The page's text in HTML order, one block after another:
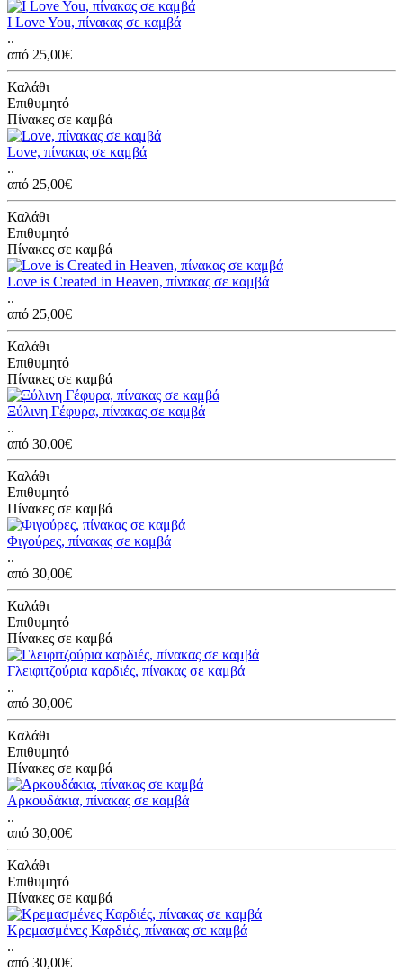
I Love You, πίνακας σε καμβά
..
από 25,00€
Καλάθι
Επιθυμητό
Πίνακες σε καμβά
Love, πίνακας σε καμβά
..
από 25,00€
Καλάθι
Επιθυμητό
Πίνακες σε καμβά
Love is Created in Heaven, πίνακας σε καμβά
..
από 25,00€
Καλάθι
Επιθυμητό
Πίνακες σε καμβά
Ξύλινη Γέφυρα, πίνακας σε καμβά
..
από 30,00€
Καλάθι
Επιθυμητό
Πίνακες σε καμβά
Φιγούρες, πίνακας σε καμβά
..
από 30,00€
Καλάθι
Επιθυμητό
Πίνακες σε καμβά
Γλειφιτζούρια καρδιές, πίνακας σε καμβά
..
από 30,00€
Καλάθι
Επιθυμητό
Πίνακες σε καμβά
Αρκουδάκια, πίνακας σε καμβά
..
από 30,00€
Καλάθι
Επιθυμητό
Πίνακες σε καμβά
Κρεμασμένες Καρδιές, πίνακας σε καμβά
..
από 30,00€